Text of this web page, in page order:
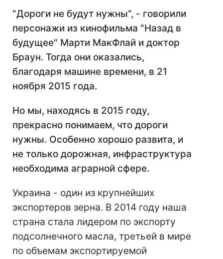
"Дороги не будут нужны", - говорили
персонажи из кинофильма "Назад в
будущее" Марти МакФлай и доктор
Браун. Тогда они оказались,
благодаря машине времени, в 21
ноября 2015 года.
Но мы, находясь в 2015 году,
прекрасно понимаем, что дороги
нужны. Особенно хорошо развита, и
не только дорожная, инфраструктура
необходима аграрной сфере.
Украина - один из крупнейших
экспортеров зерна. В 2014 году наша
страна стала лидером по экспорту
подсолнечного масла, третьей в мире
по объемам экспортируемой